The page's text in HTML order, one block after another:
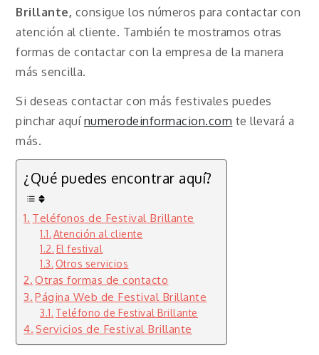
Brillante, consigue los números para contactar con
atención al cliente. También te mostramos otras
formas de contactar con la empresa de la manera
más sencilla.
Si deseas contactar con más festivales puedes
pinchar aquí numerodeinformacion.com te llevará a
más.
¿Qué puedes encontrar aquí?
Teléfonos de Festival Brillante
Atención al cliente
El festival
Otros servicios
Otras formas de contacto
Página Web de Festival Brillante
Teléfono de Festival Brillante
Servicios de Festival Brillante